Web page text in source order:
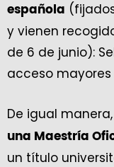
española
y vienen
de 6 de junio):
acceso mayores
De igual
una Maestría
un título